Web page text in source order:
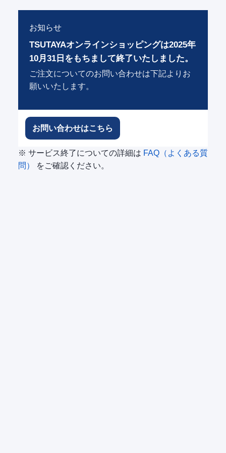
お知らせ
TSUTAYAオンラインショッピングは2025年
10月31日をもちまして終了いたしました。
ご注文についてのお問い合わせは下記よりお
願いいたします。
お問い合わせはこちら
※ サービス終了についての詳細は FAQ（よくある質
問）
をご確認ください。